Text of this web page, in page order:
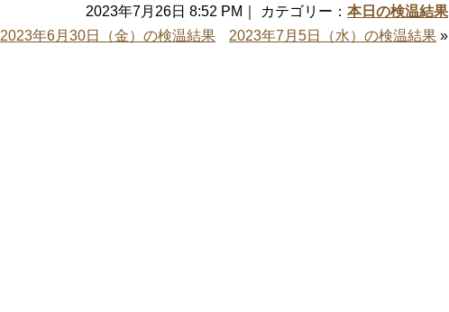
2023年7月26日 8:52 PM｜ カテゴリー： 本日の検温結果
2023年6月30日（金）の検温結果 2023年7月5日（水）の検温結果 »